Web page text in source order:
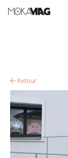
Retour